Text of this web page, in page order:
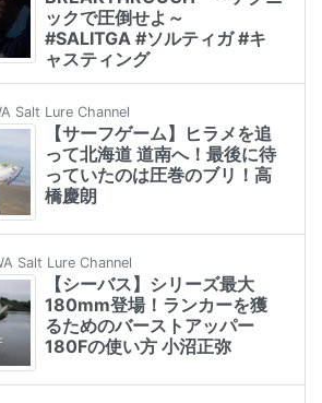
ックで圧倒せよ～
#SALITGA #ソルティガ #キ
ャスティング
Salt Lure Channel
【サーフゲーム】ヒラメを追
って北海道 道南へ！最後に待
っていたのは圧巻のブリ！高
橋慶朗
Salt Lure Channel
【シーバス】シリーズ最大
180mm登場！ランカーを獲
るためのバーストアッパー
180Fの使い方 小沼正弥